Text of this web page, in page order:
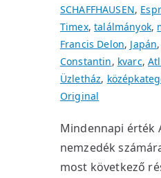
SCHAFFHAUSEN,
Timex,találmányok,
Francis Delon, Japán,
Constantin, kvarc,
Üzletház,
Original
Mindennapi érték
nemzedék
most következő